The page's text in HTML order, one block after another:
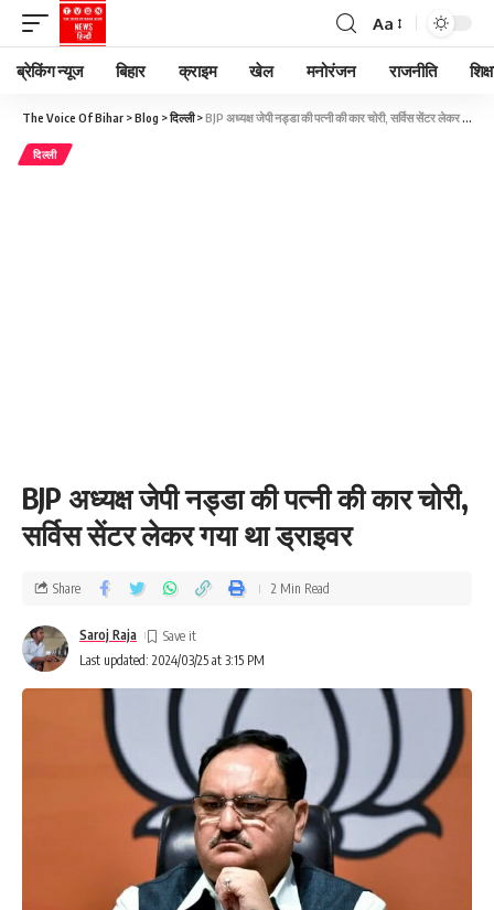
Aa
ब्रेकिंग न्यूज बिहार क्राइम खेल मनोरंजन राजनीति
The Voice Of Bihar >Blog >दिल्ली>BJP अध्यक्ष जेपी नड्डा की पत्नी की कार चोरी, सर्विस सेंटर लेकर गया था ड्राइवर
दिल्ली
BJP अध्यक्ष जेपी नड्डा की पत्नी की कार चोरी,
सर्विस सेंटर लेकर गया था ड्राइवर
Last updated: 2024/03/25 at 3:15 PM
Saroj Raja
Share 2 Min Read